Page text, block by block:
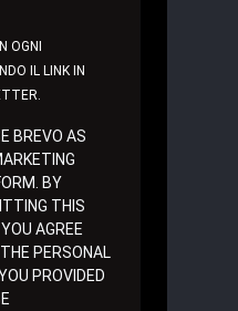
OGNI
IL LINK IN
BREVO AS
BY
THIS
AGREE
PERSONAL
PROVIDED